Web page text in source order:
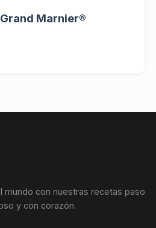
Marnier®
mundo con nuestras recetas paso
y con corazón.